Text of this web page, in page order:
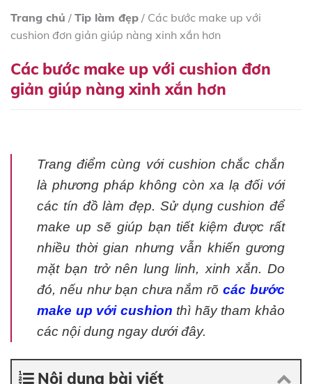
Trang chủ / Tip làm đẹp / Các bước make up với
cushion đơn giản giúp nàng xinh xắn hơn
Các bước make up với cushion đơn
giản giúp nàng xinh xắn hơn
Trang điểm cùng với cushion chắc chắn
là phương pháp không còn xa lạ đối với
các tín đồ làm đẹp. Sử dụng cushion để
make up sẽ giúp bạn tiết kiệm được rất
nhiều thời gian nhưng vẫn khiến gương
mặt bạn trở nên lung linh, xinh xắn. Do
đó, nếu như bạn chưa nắm rõcác bước
make up với cushion thì hãy tham khảo
các nội dung ngay dưới đây.
Nội dung bài viết